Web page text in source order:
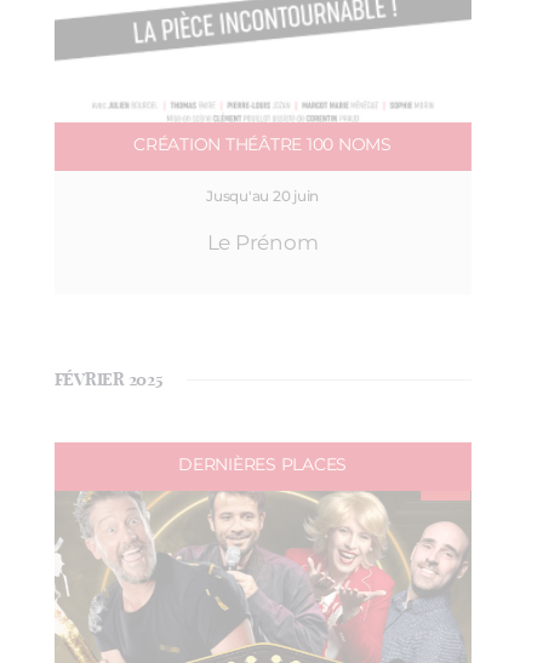
CRÉATION THÉÂTRE 100 NOMS
Jusqu'au 20 juin
Le Prénom
FÉVRIER 2025
DERNIÈRES PLACES